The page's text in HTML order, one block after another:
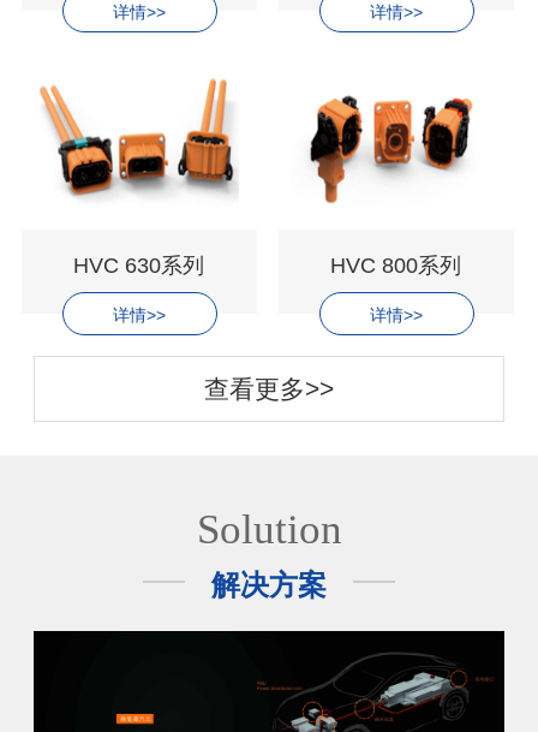
详情>> 详情>>
HVC 630系列
详情>>
HVC 800系列
详情>>
查看更多>>
Solution
解决方案